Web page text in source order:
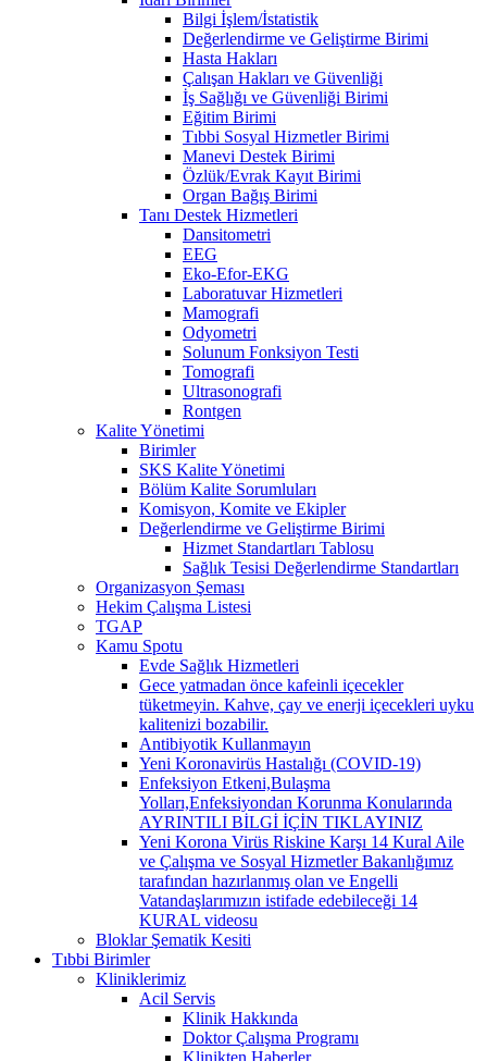
Bilgi İşlem/İstatistik
Değerlendirme ve Geliştirme Birimi
Hasta Hakları
Çalışan Hakları ve Güvenliği
İş Sağlığı ve Güvenliği Birimi
Eğitim Birimi
Tıbbi Sosyal Hizmetler Birimi
Manevi Destek Birimi
Özlük/Evrak Kayıt Birimi
Organ Bağış Birimi
Tanı Destek Hizmetleri
Dansitometri
EEG
Eko-Efor-EKG
Laboratuvar Hizmetleri
Mamografi
Odyometri
Solunum Fonksiyon Testi
Tomografi
Ultrasonografi
Rontgen
Kalite Yönetimi
Birimler
SKS Kalite Yönetimi
Bölüm Kalite Sorumluları
Komisyon, Komite ve Ekipler
Değerlendirme ve Geliştirme Birimi
Hizmet Standartları Tablosu
Sağlık Tesisi Değerlendirme Standartları
Organizasyon Şeması
Hekim Çalışma Listesi
TGAP
Kamu Spotu
Evde Sağlık Hizmetleri
Gece yatmadan önce kafeinli içecekler
tüketmeyin. Kahve, çay ve enerji içecekleri uyku
kalitenizi bozabilir.
Antibiyotik Kullanmayın
Yeni Koronavirüs Hastalığı (COVID-19)
Enfeksiyon Etkeni,Bulaşma
Yolları,Enfeksiyondan Korunma Konularında
AYRINTILI BİLGİ İÇİN TIKLAYINIZ
Yeni Korona Virüs Riskine Karşı 14 Kural Aile
ve Çalışma ve Sosyal Hizmetler Bakanlığımız
tarafından hazırlanmış olan ve Engelli
Vatandaşlarımızın istifade edebileceği 14
KURAL videosu
Bloklar Şematik Kesiti
Tıbbi Birimler
Kliniklerimiz
Acil Servis
Klinik Hakkında
Doktor Çalışma Programı
Klinikten Haberler